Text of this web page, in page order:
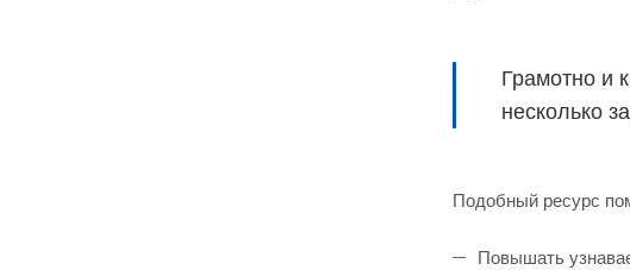
Грамотно и
несколько
Подобный ресурс
Повышать